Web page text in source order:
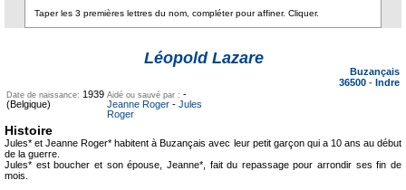
Léopold Lazare
Buzançais
36500 - Indre
Date de naissance: 1939
(Belgique)
Aidé ou sauvé par : -
Jeanne Roger - Jules
Roger
Histoire
Jules* et Jeanne Roger* habitent à Buzançais avec leur petit garçon qui a 10 ans au début
de la guerre.
Jules* est boucher et son épouse, Jeanne*, fait du repassage pour arrondir ses fin de
mois.